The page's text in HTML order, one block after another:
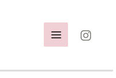
MAIN
MENU